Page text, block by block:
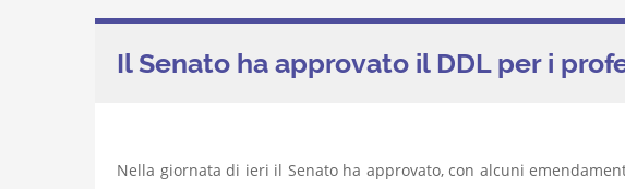
Il Senato ha approvato il DDL per i
Nella giornata di ieri il Senato ha approvato, con alcuni